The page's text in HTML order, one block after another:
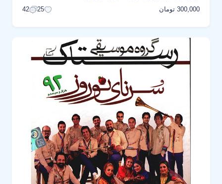
300,000 تومان 25
42